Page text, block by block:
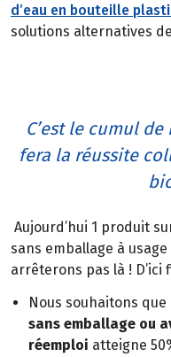
d’eau en bouteille
solutions alternatives
C’est le cumul
fera la réussite
Aujourd’hui 1 produit
sans emballage à
arrêterons pas là ! D’ici
Nous souhaitons
sans emballage ou
réemploi atteigne